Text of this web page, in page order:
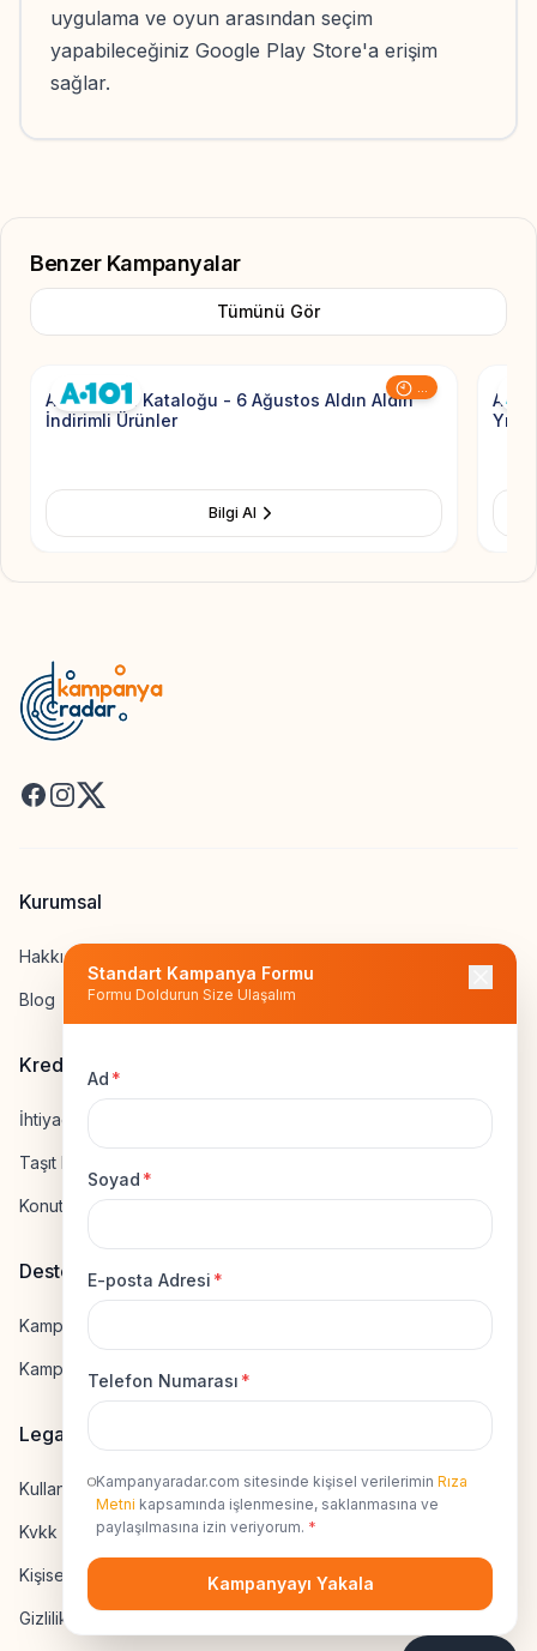
uygulama ve oyun arasından seçim
yapabileceğiniz Google Play Store'a erişim
sağlar.
Benzer Kampanyalar
Tümünü Gör
...
Add to
A101 Aktüel Kataloğu - 6 Ağustos Aldın Aldın
İndirimli Ürünler
Bilgi Al
Standart Kampanya Formu
Formu Doldurun Size Ulaşalım
Ad *
Soyad *
E-posta Adresi *
Telefon Numarası *
Kampanyaradar.com sitesinde kişisel verilerimin Rıza
Metni kapsamında işlenmesine, saklanmasına ve
paylaşılmasına izin veriyorum. *
Kampanyayı Yakala
Facebook
Instagram
X
Kurumsal
Hakkımızda
Blog
Kredi Hesapla
İhtiyaç Kredisi Hesapla
Taşıt Kredisi Hesapla
Konut Kredisi Hesapla
Destek
Kampanya Gönderme
Kampanyaya Katılma
Legal
Kullanıcı Sözleşmesi
Kvkk Uyumluluk
Kişisel Veri İzni
Gizlilik Sözleşmesi